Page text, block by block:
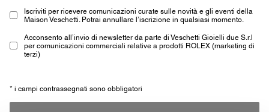
Iscriviti per ricevere comunicazioni curate sulle novità e gli eventi della
Maison Veschetti. Potrai annullare l’iscrizione in qualsiasi momento.
Acconsento all’invio di newsletter da parte di Veschetti Gioielli due S.r.l
per comunicazioni commerciali relative a prodotti ROLEX (marketing di
terzi)
* i campi contrassegnati sono obbligatori